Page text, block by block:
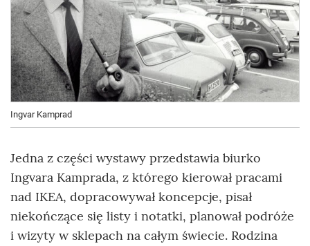
Ingvar Kamprad
Jedna z części wystawy przedstawia biurko
Ingvara Kamprada, z którego kierował pracami
nad IKEA, dopracowywał koncepcje, pisał
niekończące się listy i notatki, planował podróże
i wizyty w sklepach na całym świecie. Rodzina